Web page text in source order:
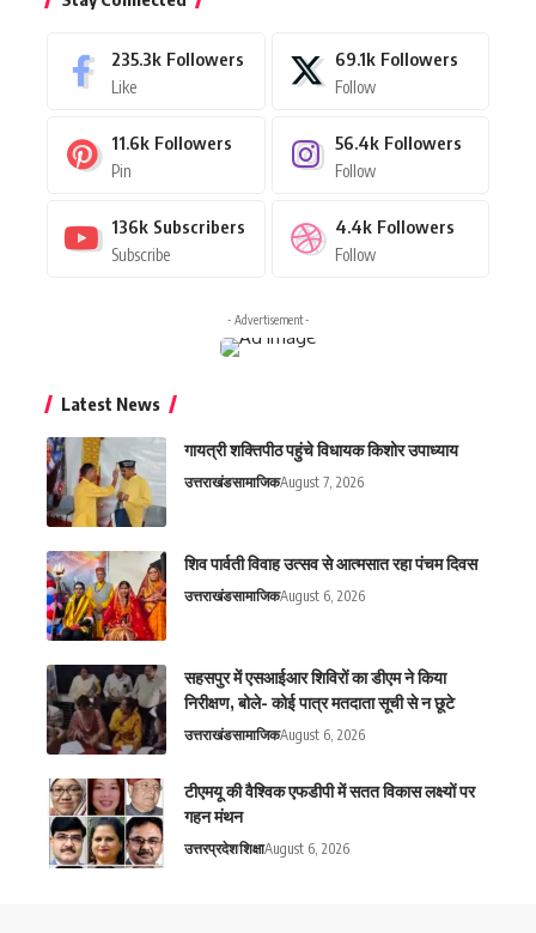
235.3k Followers
Like
69.1k Followers
Follow
11.6k Followers
Pin
56.4k Followers
Follow
136k Subscribers
Subscribe
4.4k Followers
Follow
- Advertisement -
Latest News
गायत्री शक्तिपीठ पहुंचे विधायक किशोर उपाध्याय
उत्तराखंडसामाजिकAugust 7, 2026
शिव पार्वती विवाह उत्सव से आत्मसात रहा पंचम दिवस
उत्तराखंडसामाजिकAugust 6, 2026
सहसपुर में एसआईआर शिविरों का डीएम ने किया
निरीक्षण, बोले- कोई पात्र मतदाता सूची से न छूटे
उत्तराखंडसामाजिकAugust 6, 2026
टीएमयू की वैश्विक एफडीपी में सतत विकास लक्ष्यों पर
गहन मंथन
उत्तरप्रदेशशिक्षाAugust 6, 2026